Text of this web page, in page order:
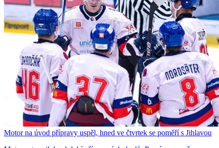
Motor na úvod přípravy uspěl, hned ve čtvrtek se poměří s Jihlavou